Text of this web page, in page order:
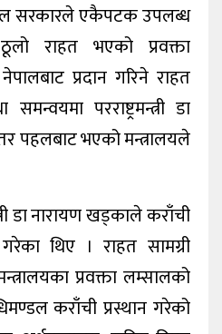
सरकारले एकैपटक उपलब्ध
राहत भएको प्रवक्ता
प्रदान गरिने राहत
परराष्ट्रमन्त्री डा
पहलबाट भएको मन्त्रालयले
डा नारायण खड्काले कराँची
थिए । राहत सामग्री
प्रवक्ता लम्सालको
कराँची प्रस्थान गरेको